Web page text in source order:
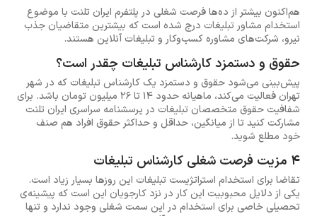
هم‌اکنون بیشتر از ده‌ها فرصت شغلی در پلتفرم ایران تلنت با موضوع
استخدام مشاور تبلیغات درج شده است که بیشترین متقاضیان جذب
نیرو، شرکت‌های مشاوره کسب‌وکار و تبلیغات آنلاین هستند.
حقوق و دستمزد کارشناس تبلیغات چقدر است؟
پیش‌بینی می‌شود حقوق و دستمزد یک کارشناس تبلیغات که در شهر
تهران فعالیت می‌کند، ماهیانه حدود 14 تا 26 میلیون تومان باشد. برای
شفافیت حقوق متخصصان تبلیغات در پرسشنامه سراسری ایران تلنت
مشارکت کنید تا از میانگین، حداقل و حداکثر حقوق افراد هم صنف
خود مطلع شوید.
4 مزیت فرصت شغلی کارشناس تبلیغات
تقاضا برای استخدام استراتژیست تبلیغات این روزها بسیار زیاد است.
یکی از دلایل محبوبیت این کار در نزد کارجویان این است که پیشینه‌ی
تحصیلی خاصی برای استخدام در این سمت شغلی وجود ندارد و تنها